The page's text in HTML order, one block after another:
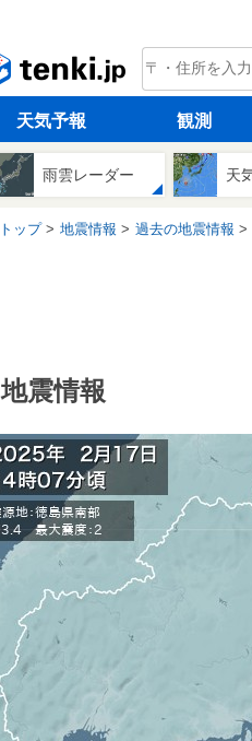
tenki.jp
天気予報 観測
雨雲レーダー 天
トップ 地震情報 過去の地震情報
地震情報